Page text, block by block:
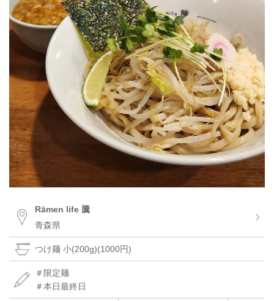
Rāmen life 騰
青森県
つけ麺 小(200g)(1000円)
＃限定麺
＃本日最終日